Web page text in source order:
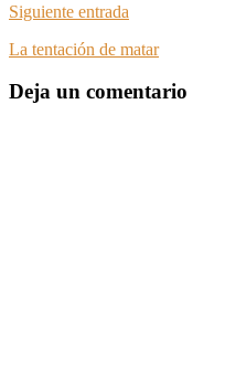
Siguiente entrada
La tentación de matar
Deja un comentario